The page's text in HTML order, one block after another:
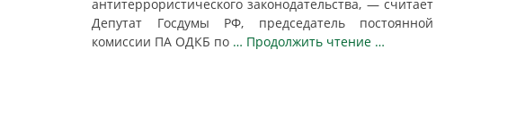
антитеррористического законодательства, — считает
Депутат Госдумы РФ, председатель постоянной
комиссии ПА ОДКБ по … Продолжить чтение …